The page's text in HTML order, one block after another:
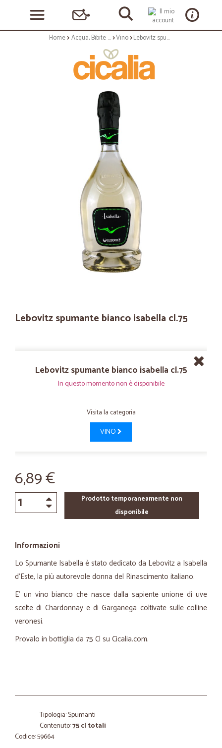
Home Acqua, Bibite e Alcolici Vino Lebovitz spumante bianco isabella cl.75
Lebovitz spumante bianco isabella cl.75
Lebovitz spumante bianco isabella cl.75
In questo momento non è disponibile
Visita la categoria
VINO
6,89 €
Prodotto temporaneamente non
disponibile
Informazioni
Lo Spumante Isabella è stato dedicato da Lebovitz a Isabella
d'Este, la più autorevole donna del Rinascimento italiano.
E' un vino bianco che nasce dalla sapiente unione di uve
scelte di Chardonnay e di Garganega coltivate sulle colline
veronesi.
Provalo in bottiglia da 75 Cl su Cicalia.com.
Tipologia: Spumanti
Contenuto:75 cl totali
Codice: 59664